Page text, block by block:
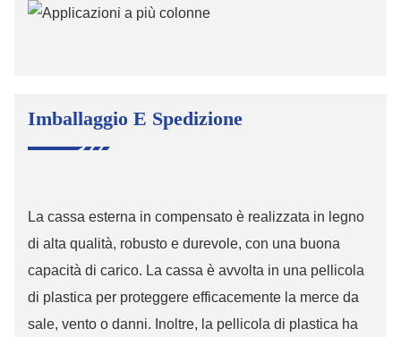
Imballaggio E Spedizione
La cassa esterna in compensato è realizzata in legno
di alta qualità, robusto e durevole, con una buona
capacità di carico. La cassa è avvolta in una pellicola
di plastica per proteggere efficacemente la merce da
sale, vento o danni. Inoltre, la pellicola di plastica ha